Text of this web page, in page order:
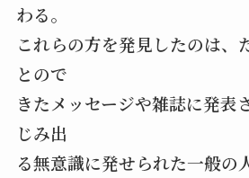
わる。
これらの方を発見したのは、
とので
きたメッセージや雑誌に発表
じみ出
る無意識に発せられた一般の